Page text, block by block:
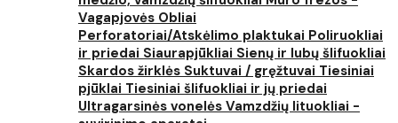
Vagapjovės Obliai
Perforatoriai/Atskėlimo plaktukai Poliruokliai
ir priedai Siaurapjūkliai Sienų ir lubų šlifuokliai
Skardos žirklės Suktuvai / gręžtuvai Tiesiniai
pjūklai Tiesiniai šlifuokliai ir jų priedai
Ultragarsinės vonelės Vamzdžių lituokliai -